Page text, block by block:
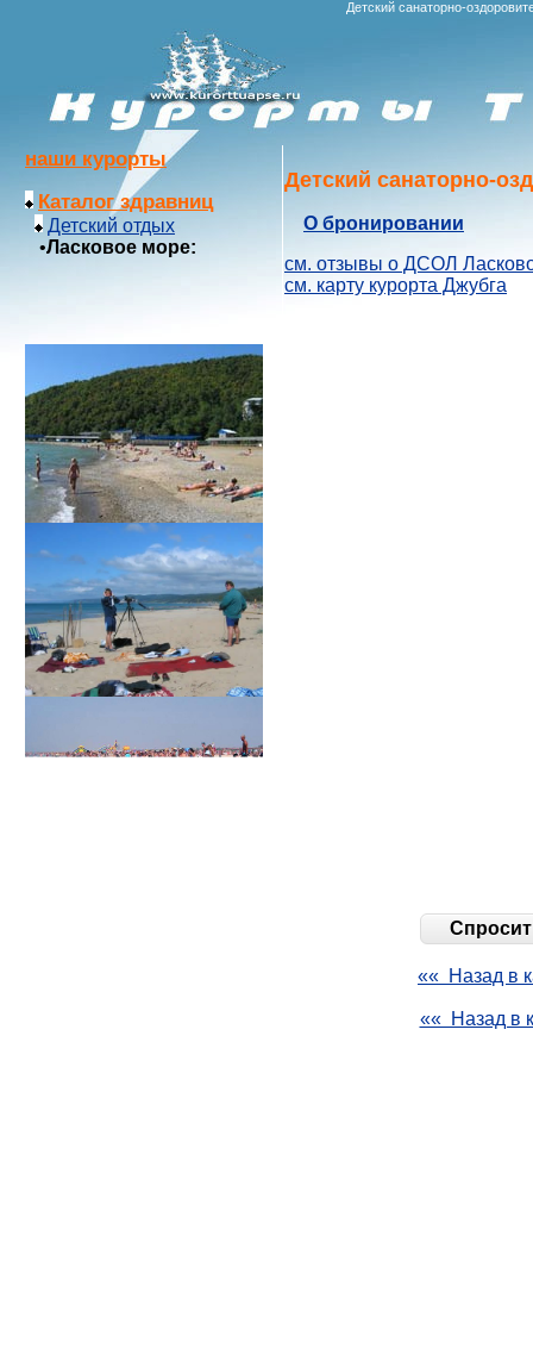
Детский санаторно-
наши курорты
Каталог здравниц
Детский отдых
•Ласковое море:
Детский санаторно-
О бронировании
см. отзывы о ДСОЛ
см. карту курорта Джубга
«« Назад в
«« Назад в